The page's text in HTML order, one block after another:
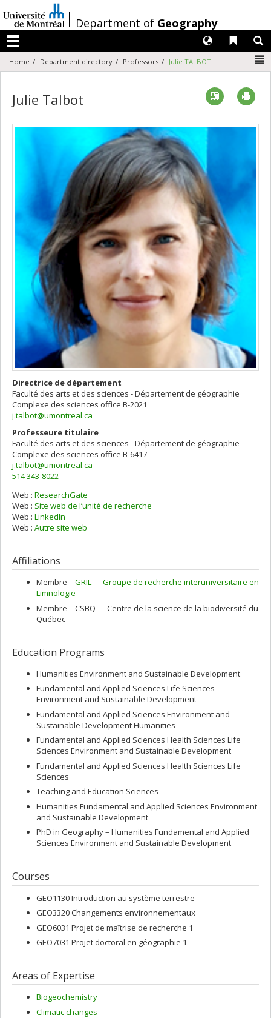
au
contenu
/Department of Geography
Menu
Liens
Langues
Home Department directory Professors Julie TALBOT
Julie Talbot Vcard
Directrice de département
Faculté des arts et des sciences - Département de géographie
Complexe des sciences office B-2021
j.talbot@umontreal.ca
Professeure titulaire
Faculté des arts et des sciences - Département de géographie
Complexe des sciences office B-6417
j.talbot@umontreal.ca
514 343-8022
Web : ResearchGate
Web : Site web de l’unité de recherche
Web : LinkedIn
Web : Autre site web
Affiliations
Membre – GRIL — Groupe de recherche interuniversitaire en
Limnologie
Membre – CSBQ — Centre de la science de la biodiversité du
Québec
Education Programs
Humanities Environment and Sustainable Development
Fundamental and Applied Sciences Life Sciences
Environment and Sustainable Development
Fundamental and Applied Sciences Environment and
Sustainable Development Humanities
Fundamental and Applied Sciences Health Sciences Life
Sciences Environment and Sustainable Development
Fundamental and Applied Sciences Health Sciences Life
Sciences
Teaching and Education Sciences
Humanities Fundamental and Applied Sciences Environment
and Sustainable Development
PhD in Geography – Humanities Fundamental and Applied
Sciences Environment and Sustainable Development
Courses
GEO1130 Introduction au système terrestre
GEO3320 Changements environnementaux
GEO6031 Projet de maîtrise de recherche 1
GEO7031 Projet doctoral en géographie 1
Areas of Expertise
Biogeochemistry
Climatic changes